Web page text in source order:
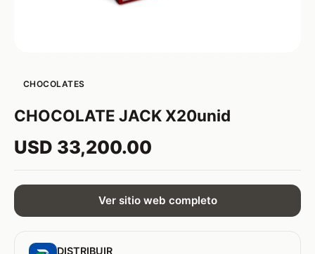
CHOCOLATES
CHOCOLATE JACK X20unid
USD 33,200.00
Ver sitio web completo
DISTRIBUIR